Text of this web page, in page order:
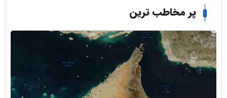
پر مخاطب ترین